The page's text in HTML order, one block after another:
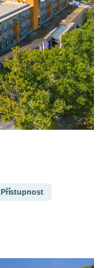
Přístupnost